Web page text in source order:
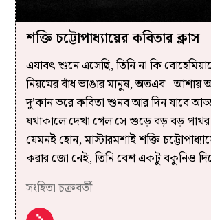
শক্তি চট্টোপাধ্যায়ের কবিতার ক্লাস
এযাবৎ শুনে এসেছি, তিনি না কি
নিয়মের বাঁধ ভাঙার মানুষ, অতএব– আশায়
দু’কান ভরে কবিতা শুনব আর দিন যাবে
যথাকালে দেখা গেল সে গুড়ে বড় বড়
যেমনই হোন, মাস্টারমশাই শক্তি
করার জো নেই, তিনি বেশ একটু বকুনিও
সংহিতা চক্রবর্তী